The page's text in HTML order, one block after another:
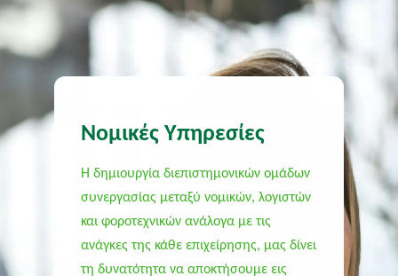
Νομικές Υπηρεσίες
Η δημιουργία διεπιστημονικών ομάδων
συνεργασίας μεταξύ νομικών, λογιστών
και φοροτεχνικών ανάλογα με τις
ανάγκες της κάθε επιχείρησης, μας δίνει
τη δυνατότητα να αποκτήσουμε εις